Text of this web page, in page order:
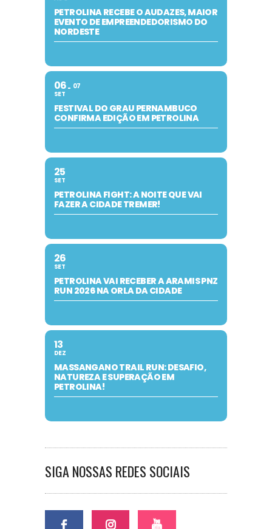
PETROLINA RECEBE O AUDAZES, MAIOR
EVENTO DE EMPREENDEDORISMO DO
NORDESTE
06
SET
07
FESTIVAL DO GRAU PERNAMBUCO
CONFIRMA EDIÇÃO EM PETROLINA
25
SET
PETROLINA FIGHT: A NOITE QUE VAI
FAZER A CIDADE TREMER!
26
SET
PETROLINA VAI RECEBER A ARAMIS PNZ
RUN 2026 NA ORLA DA CIDADE
13
DEZ
MASSANGANO TRAIL RUN: DESAFIO,
NATUREZA E SUPERAÇÃO EM
PETROLINA!
SIGA NOSSAS REDES SOCIAIS